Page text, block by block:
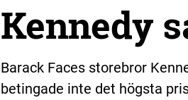
Kennedy
Barack Faces storebror
betingade inte det högsta